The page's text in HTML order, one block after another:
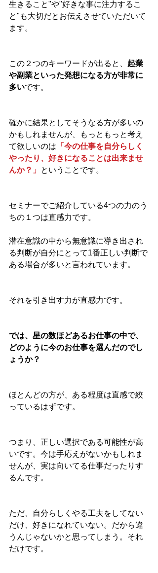
生きること"や"好きな事に注力するこ
と"も大切だとお伝えさせていただいて
ます。
この２つのキーワードが出ると、 起業
や副業といった発想になる方が非常に
多いです。
確かに結果としてそうなる方が多いの
かもしれませんが、もっともっと考え
て欲しいのは 「今の仕事を自分らしく
やったり、好きになることは出来ませ
んか？」 ということです。
セミナーでご紹介している4つの力のう
ちの１つは直感力です。
潜在意識の中から無意識に導き出され
る判断が自分にとって1番正しい判断で
ある場合が多いと言われています。
それを引き出す力が直感力です。
では、星の数ほどあるお仕事の中で、
どのように今のお仕事を選んだのでし
ょうか？
ほとんどの方が、ある程度は直感で絞
っているはずです。
つまり、正しい選択である可能性が高
いです。今は手応えがないかもしれま
せんが、実は向いてる仕事だったりす
るんです。
ただ、自分らしくやる工夫をしてない
だけ、好きになれていない。だから違
うんじゃないかと思ってしまう。それ
だけです。